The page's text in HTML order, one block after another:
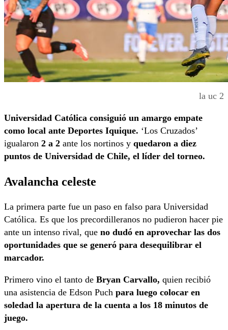
la uc 2
Universidad Católica consiguió un amargo empate
como local ante Deportes Iquique. ‘Los Cruzados’
igualaron 2 a 2 ante los nortinos y quedaron a diez
puntos de Universidad de Chile, el líder del torneo.
Avalancha celeste
La primera parte fue un paso en falso para Universidad
Católica. Es que los precordilleranos no pudieron hacer pie
ante un intenso rival, que no dudó en aprovechar las dos
oportunidades que se generó para desequilibrar el
marcador.
Primero vino el tanto de Bryan Carvallo, quien recibió
una asistencia de Edson Puch para luego colocar en
soledad la apertura de la cuenta a los 18 minutos de
juego.